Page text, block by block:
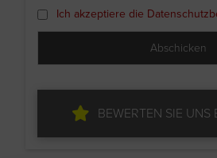
Ich akzeptiere die
BEWERTEN SIE UNS